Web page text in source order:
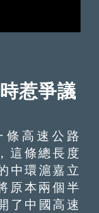
惹爭議
高速公路
這條總長度
中環滬嘉立
原本兩個半
了中國高速